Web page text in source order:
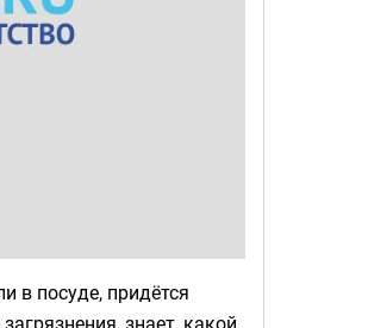
в посуде, придётся